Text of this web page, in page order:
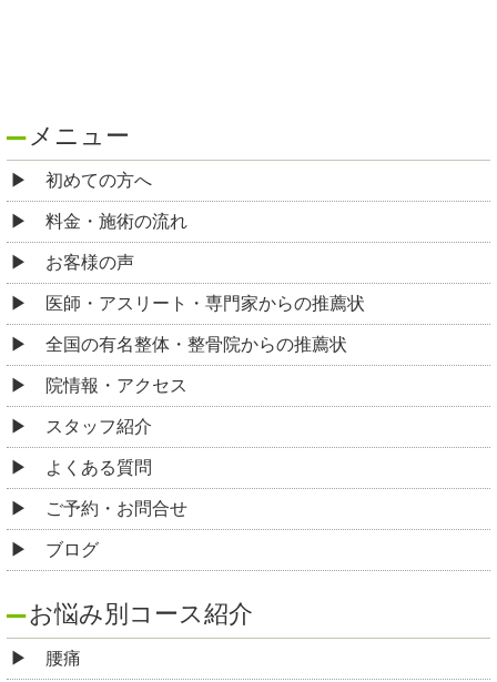
ストレートネック
頸椎症・頸椎ヘルニア
寝違え
四十肩・五十肩
ぎっくり腰
坐骨神経痛
腰椎ヘルニア
脊柱管狭窄症
すべり症
変形性腰椎症
筋・筋膜性腰痛
圧迫骨折による腰痛
内臓疾かん等による腰痛